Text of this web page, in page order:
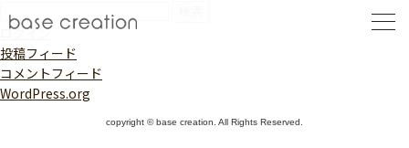
索:ログイン
投稿フィード
コメントフィード
WordPress.org
copyright © base creation. All Rights Reserved.